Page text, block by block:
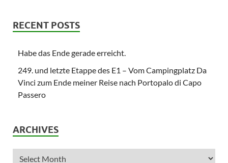
RECENT POSTS
Habe das Ende gerade erreicht.
249. und letzte Etappe des E1 – Vom Campingplatz Da
Vinci zum Ende meiner Reise nach Portopalo di Capo
Passero
ARCHIVES